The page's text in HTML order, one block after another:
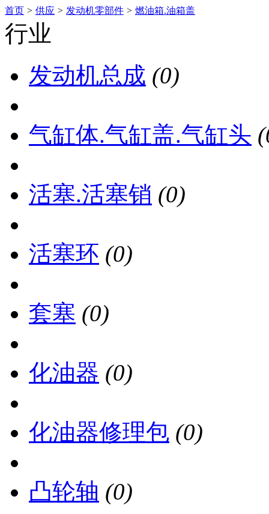
首页 > 供应 > 发动机零部件 > 燃油箱.油箱盖
行业
发动机总成 (0)
气缸体.气缸盖.气缸头
活塞.活塞销 (0)
活塞环 (0)
套塞 (0)
化油器 (0)
化油器修理包 (0)
凸轮轴 (0)